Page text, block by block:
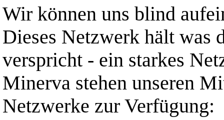
Wir können uns blind
Dieses Netzwerk hält was
verspricht - ein starkes
Minerva stehen unseren
Netzwerke zur Verfügung: